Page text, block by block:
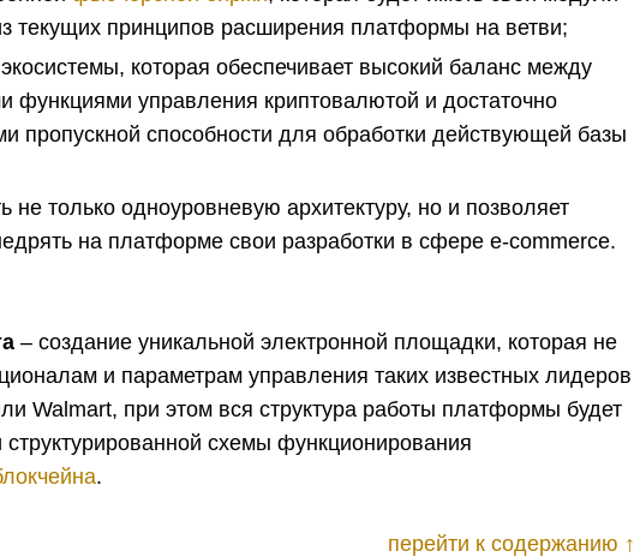
текущих принципов расширения платформы на ветви;
которая обеспечивает высокий баланс между
функциями управления криптовалютой и достаточно
пропускной способности для обработки действующей базы
не только одноуровневую архитектуру, но и позволяет
на платформе свои разработки в сфере e-commerce.
– создание уникальной электронной площадки, которая не
и параметрам управления таких известных лидеров
Walmart, при этом вся структура работы платформы будет
структурированной схемы функционирования
.
перейти к содержанию ↑